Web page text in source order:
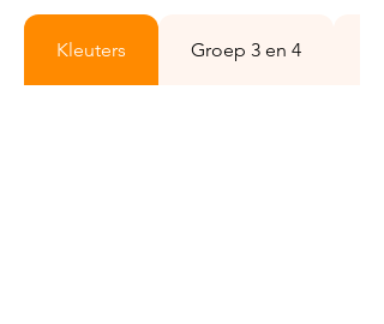
Kleuters Groep 3 en 4